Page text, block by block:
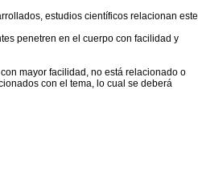
estudios científicos relacionan este
penetren en el cuerpo con facilidad y
mayor facilidad, no está relacionado o
con el tema, lo cual se deberá